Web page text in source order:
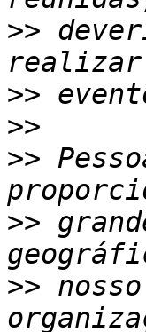
>>
>>
>>
>>
>>
>>